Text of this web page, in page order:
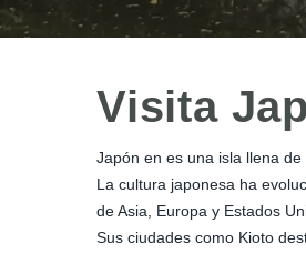
Visita
Japón en es una isla llena
La cultura japonesa ha
de Asia, Europa y Estados
Sus ciudades como Kioto